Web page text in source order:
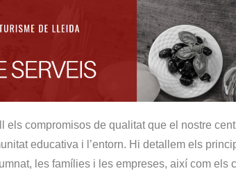
els compromisos de qualitat que el nostre
educativa i l’entorn. Hi detallem els
les famílies i les empreses, així com els